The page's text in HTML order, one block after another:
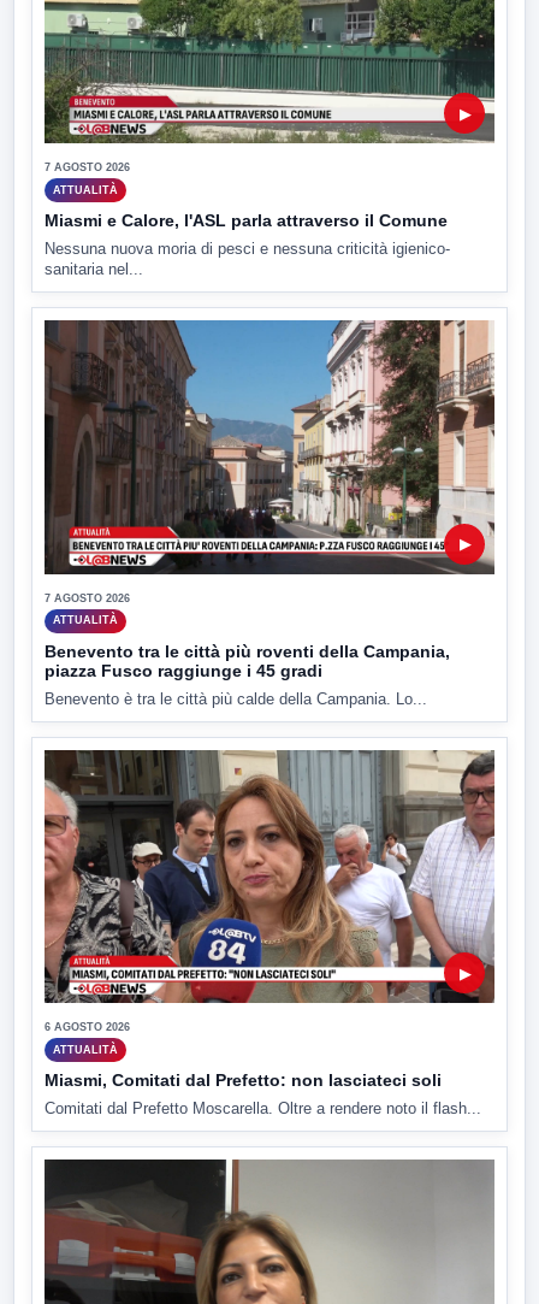
▶
7 AGOSTO 2026
ATTUALITÀ
Miasmi e Calore, l'ASL parla attraverso il Comune
Nessuna nuova moria di pesci e nessuna criticità igienico-
sanitaria nel...
▶
7 AGOSTO 2026
ATTUALITÀ
Benevento tra le città più roventi della Campania,
piazza Fusco raggiunge i 45 gradi
Benevento è tra le città più calde della Campania. Lo...
▶
6 AGOSTO 2026
ATTUALITÀ
Miasmi, Comitati dal Prefetto: non lasciateci soli
Comitati dal Prefetto Moscarella. Oltre a rendere noto il flash...